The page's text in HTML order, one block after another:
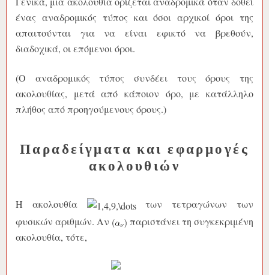
ένας αναδρομικός τύπος και όσοι αρχικοί όροι της
απαιτούνται για να είναι εφικτό να βρεθούν,
διαδοχικά, οι επόμενοι όροι.
(Ο αναδρομικός τύπος συνδέει τους όρους της
ακολουθίας, μετά από κάποιον όρο, με κατάλληλο
πλήθος από προηγούμενους όρους.)
Παραδείγματα και εφαρμογές
ακολουθιών
Η ακολουθία
των τετραγώνων των
φυσικών αριθμών. Αν
παριστάνει τη συγκεκριμένη
ακολουθία, τότε,